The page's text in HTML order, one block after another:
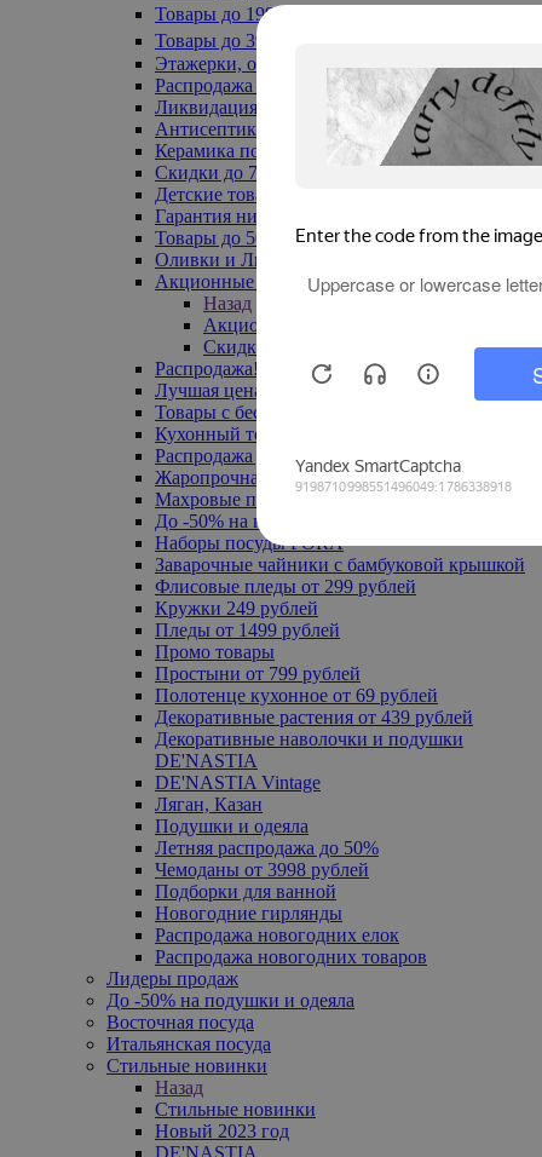
Товары до 199₽
Товары до 399₽
Этажерки, обувницы
Распродажа текстиля до -50%
Ликвидация до -70%
Антисептики
Керамика по 129 руб
Скидки до 70%
Детские товары
Гарантия низкой цены
Товары до 500 руб
Оливки и Лимоны
Акционные товары
Назад
Акционные товары
Скидка 20% по промокоду
Распродажа! Ульяновск до -70%
Лучшая цена
Товары с бесплатной доставкой
Кухонный текстиль
Распродажа до -50%
Жаропрочная посуда
Махровые полотенца
До -50% на ковры
Наборы посуды FORA
Заварочные чайники с бамбуковой крышкой
Флисовые пледы от 299 рублей
Кружки 249 рублей
Пледы от 1499 рублей
Промо товары
Простыни от 799 рублей
Полотенце кухонное от 69 рублей
Декоративные растения от 439 рублей
Декоративные наволочки и подушки
DE'NASTIA
DE'NASTIA Vintage
Ляган, Казан
Подушки и одеяла
Летняя распродажа до 50%
Чемоданы от 3998 рублей
Подборки для ванной
Новогодние гирлянды
Распродажа новогодних елок
Распродажа новогодних товаров
Лидеры продаж
До -50% на подушки и одеяла
Восточная посуда
Итальянская посуда
Стильные новинки
Назад
Стильные новинки
Новый 2023 год
DE'NASTIA